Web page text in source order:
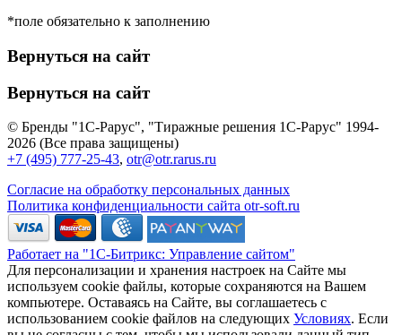
*поле обязательно к заполнению
Вернуться на сайт
Вернуться на сайт
© Бренды "1С-Рарус", "Тиражные решения 1С-Рарус" 1994-
2026 (Все права защищены)
+7 (495) 777-25-43, otr@otr.rarus.ru
Согласие на обработку персональных данных
Политика конфиденциальности сайта otr-soft.ru
Работает на "1С-Битрикс: Управление сайтом"
Для персонализации и хранения настроек на Сайте мы
используем cookie файлы, которые сохраняются на Вашем
компьютере. Оставаясь на Сайте, вы соглашаетесь с
использованием cookie файлов на следующих Условиях. Если